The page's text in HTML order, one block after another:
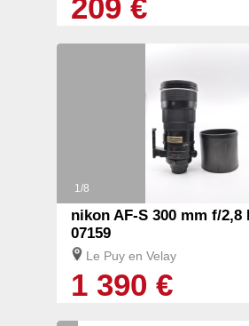
209 €
1/8
nikon AF-S 300 mm f/2,8
07159
Le Puy en Velay
1 390 €